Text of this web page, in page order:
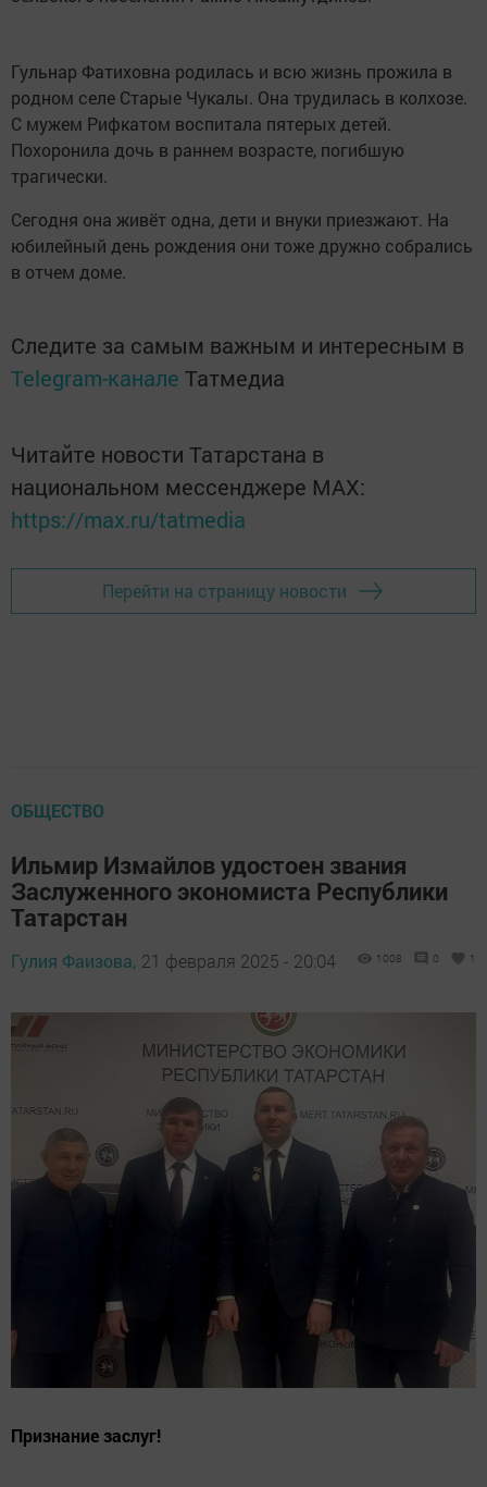
Гульнар Фатиховна родилась и всю жизнь прожила в
родном селе Старые Чукалы. Она трудилась в колхозе.
С мужем Рифкатом воспитала пятерых детей.
Похоронила дочь в раннем возрасте, погибшую
трагически.
Сегодня она живёт одна, дети и внуки приезжают. На
юбилейный день рождения они тоже дружно собрались
в отчем доме.
Следите за самым важным и интересным в
Telegram-канале Татмедиа
Читайте новости Татарстана в
национальном мессенджере MАХ:
https://max.ru/tatmedia
Перейти на страницу новости
ОБЩЕСТВО
Ильмир Измайлов удостоен звания
Заслуженного экономиста Республики
Татарстан
Гулия Фаизова, 21 февраля 2025 - 20:04 1008 0 1
Признание заслуг!